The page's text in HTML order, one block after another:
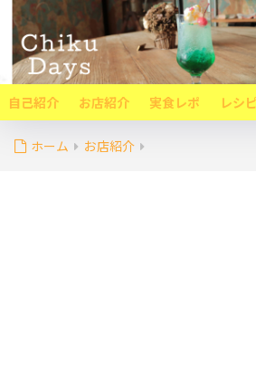
自己紹介 お店紹介 実食レポ レシピ
ホーム お店紹介